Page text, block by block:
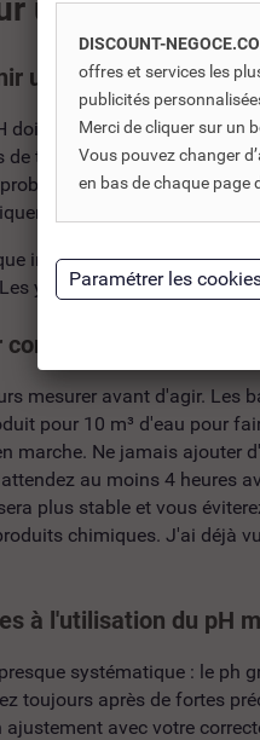
une
un pH équilibré ?
doit être toujours comprise
traitement de l’eau. Au-
de ph élevé
à 8,2 sans traitement
influence aussi
yeux rouges après la
le pH
mesurer avant d'agir. Les
pour 10 m³ d'eau pour
marche. Ne jamais ajouter
au moins 4 heures
plus stable et vous
chimiques. J'ai déjà
à l'utilisation du pH
systématique : le ph
toujours après de fortes
avec votre
DISCOUNT-
offres et services les
publicités
Merci de cliquer sur un
Vous pouvez changer
en bas de chaque page